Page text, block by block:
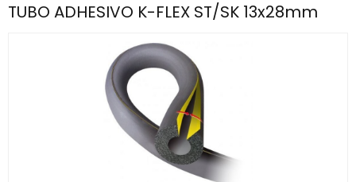
TUBO ADHESIVO K-FLEX ST/SK 13x28mm